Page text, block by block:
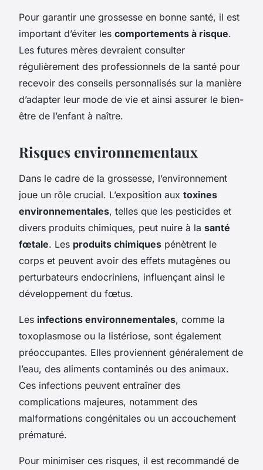
Pour garantir une grossesse en bonne santé, il est
important d’éviter les comportements à risque.
Les futures mères devraient consulter
régulièrement des professionnels de la santé pour
recevoir des conseils personnalisés sur la manière
d’adapter leur mode de vie et ainsi assurer le bien-
être de l’enfant à naître.
Risques environnementaux
Dans le cadre de la grossesse, l’environnement
joue un rôle crucial. L’exposition aux toxines
environnementales, telles que les pesticides et
divers produits chimiques, peut nuire à la santé
fœtale. Les produits chimiques pénètrent le
corps et peuvent avoir des effets mutagènes ou
perturbateurs endocriniens, influençant ainsi le
développement du fœtus.
Les infections environnementales, comme la
toxoplasmose ou la listériose, sont également
préoccupantes. Elles proviennent généralement de
l’eau, des aliments contaminés ou des animaux.
Ces infections peuvent entraîner des
complications majeures, notamment des
malformations congénitales ou un accouchement
prématuré.
Pour minimiser ces risques, il est recommandé de